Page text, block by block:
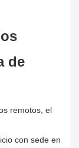
de
remotos, el
con sede en